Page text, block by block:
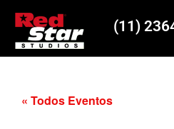
(11)
« Todos Eventos